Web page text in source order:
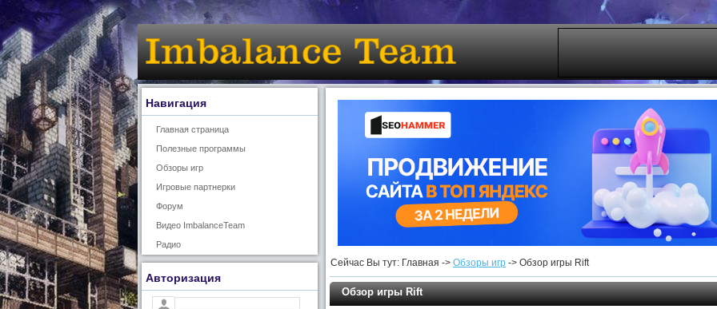
Навигация
Главная страница
Полезные программы
Обзоры игр
Игровые партнерки
Форум
Видео ImbalanceTeam
Радио
Авторизация
Сейчас Вы тут: Главная -> Обзоры игр -> Обзор игры Rift
Обзор игры Rift